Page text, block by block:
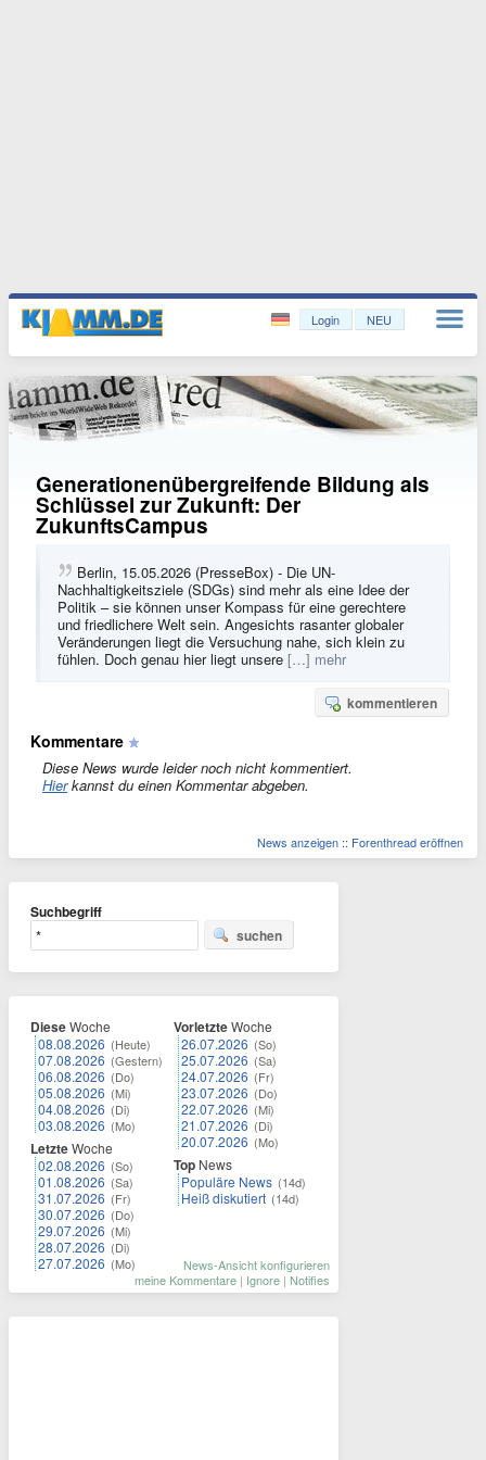
Login NEU
Generationenübergreifende Bildung als
Schlüssel zur Zukunft: Der
ZukunftsCampus
Berlin, 15.05.2026 (PresseBox) - Die UN-
Nachhaltigkeitsziele (SDGs) sind mehr als eine Idee der
Politik – sie können unser Kompass für eine gerechtere
und friedlichere Welt sein. Angesichts rasanter globaler
Veränderungen liegt die Versuchung nahe, sich klein zu
fühlen. Doch genau hier liegt unsere […] mehr
kommentieren
Kommentare
Diese News wurde leider noch nicht kommentiert.
Hierkannst du einen Kommentar abgeben.
News anzeigen :: Forenthread eröffnen
Suchbegriff
suchen
DieseWoche
08.08.2026 (Heute)
07.08.2026 (Gestern)
06.08.2026 (Do)
05.08.2026 (Mi)
04.08.2026 (Di)
03.08.2026 (Mo)
LetzteWoche
02.08.2026 (So)
01.08.2026 (Sa)
31.07.2026 (Fr)
30.07.2026 (Do)
29.07.2026 (Mi)
28.07.2026 (Di)
27.07.2026 (Mo)
VorletzteWoche
26.07.2026 (So)
25.07.2026 (Sa)
24.07.2026 (Fr)
23.07.2026 (Do)
22.07.2026 (Mi)
21.07.2026 (Di)
20.07.2026 (Mo)
Top News
Populäre News (14d)
Heiß diskutiert (14d)
News-Ansicht konfigurieren
meine Kommentare | Ignore | Notifies